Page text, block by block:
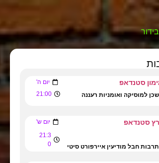
סטנדאפ יום ה'
למוסיקה ואומניות רעננה 21:00
סטנדאפ יום ש'
חבל מודיעין איירפורט סיטי
21:3
0